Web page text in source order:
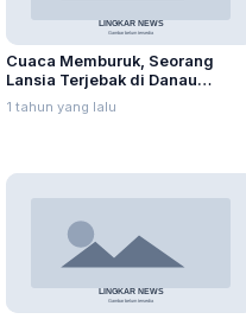
Cuaca Memburuk, Seorang
Lansia Terjebak di Danau
Rawapening Saat Mencari
Enceng Gondok
1 tahun yang lalu